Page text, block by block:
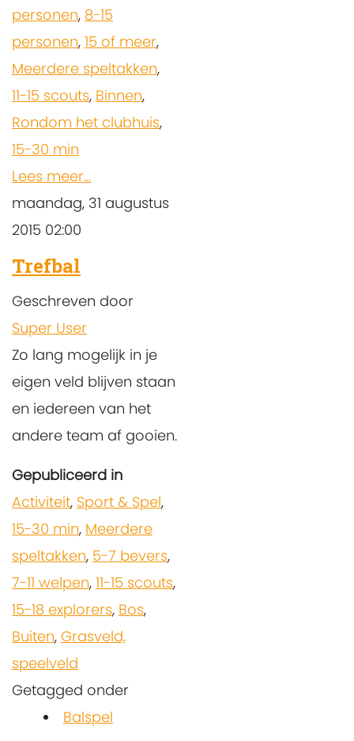
personen, 8-15
personen, 15 of meer,
Meerdere speltakken,
11-15 scouts, Binnen,
Rondom het clubhuis,
15-30 min
Lees meer...
maandag, 31 augustus
2015 02:00
Trefbal
Geschreven door
Super User
Zo lang mogelijk in je
eigen veld blijven staan
en iedereen van het
andere team af gooien.
Gepubliceerd in
Activiteit, Sport & Spel,
15-30 min, Meerdere
speltakken, 5-7 bevers,
7-11 welpen, 11-15 scouts,
15-18 explorers, Bos,
Buiten, Grasveld,
speelveld
Getagged onder
Balspel